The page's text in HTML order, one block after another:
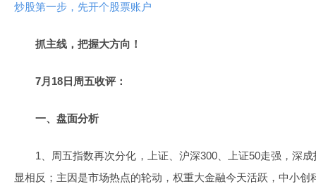
炒股第一步，先开个股票账户
抓主线，把握大方向！
7月18日周五收评：
一、盘面分析
1、周五指数再次分化，上证、沪深300、上证50走强，深
显相反；主因是市场热点的轮动，权重大金融今天活跃，中小创